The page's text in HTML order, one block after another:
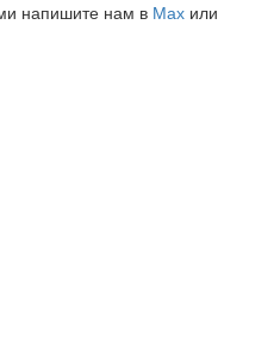
напишите нам в Мах или